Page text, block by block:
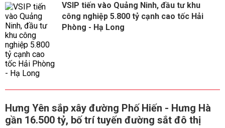
VSIP tiến vào Quảng Ninh, đầu tư khu
công nghiệp 5.800 tỷ cạnh cao tốc Hải
Phòng - Hạ Long
Hưng Yên sắp xây đường Phố Hiến - Hưng Hà
gần 16.500 tỷ, bố trí tuyến đường sắt đô thị